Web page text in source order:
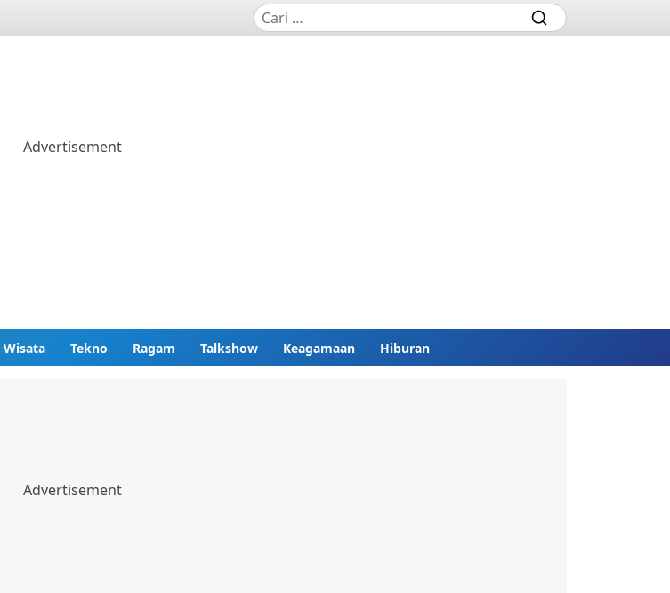
Wisata Tekno Ragam Talkshow Keagamaan Hiburan